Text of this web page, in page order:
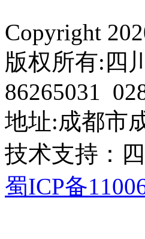
Copyright
版权所有:四
86265031
地址:成都市
技术支持：
蜀ICP备